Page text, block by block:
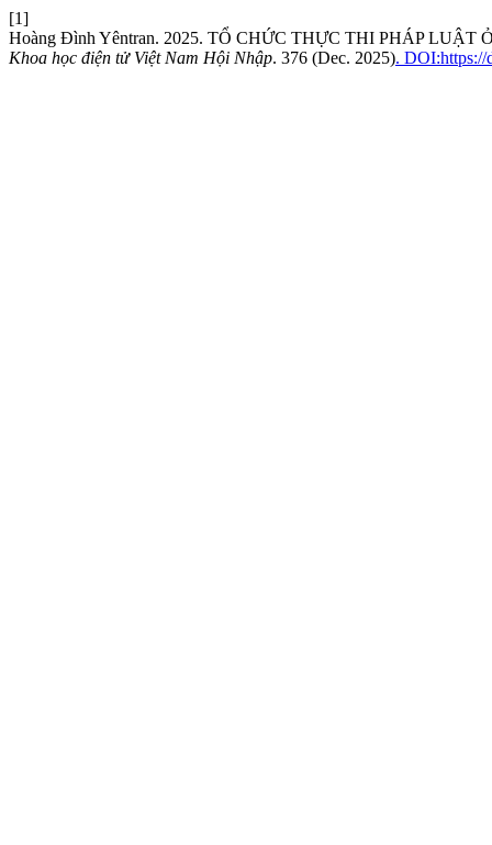
[1]
Hoàng Đình Yêntran. 2025. TỔ CHỨC THỰC THI PHÁP
Khoa học điện tử Việt Nam Hội Nhập. 376 (Dec. 2025).